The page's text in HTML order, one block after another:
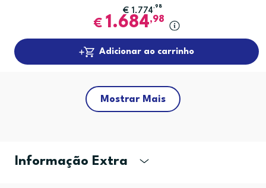
€ 1.774,98
€ 1.684,98
Adicionar ao carrinho
Mostrar Mais
Informação Extra